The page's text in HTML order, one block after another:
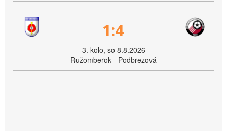
1:4
3. kolo, so 8.8.2026
Ružomberok - Podbrezová